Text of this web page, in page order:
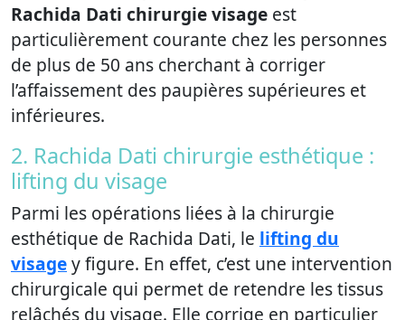
Rachida Dati chirurgie visage est
particulièrement courante chez les personnes
de plus de 50 ans cherchant à corriger
l’affaissement des paupières supérieures et
inférieures.
2. Rachida Dati chirurgie esthétique :
lifting du visage
Parmi les opérations liées à la chirurgie
esthétique de Rachida Dati, le lifting du
visagey figure. En effet, c’est une intervention
chirurgicale qui permet de retendre les tissus
relâchés du visage. Elle corrige en particulier